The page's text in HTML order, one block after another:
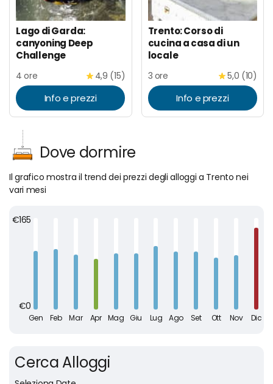
Lago di Garda:
canyoning Deep
Challenge
4 ore 4,9 (15)
Info e prezzi
Trento: Corso di
cucina a casa di un
locale
3 ore 5,0 (10)
Info e prezzi
Dove dormire
Il grafico mostra il trend dei prezzi degli alloggi a Trento nei
vari mesi
Cerca Alloggi